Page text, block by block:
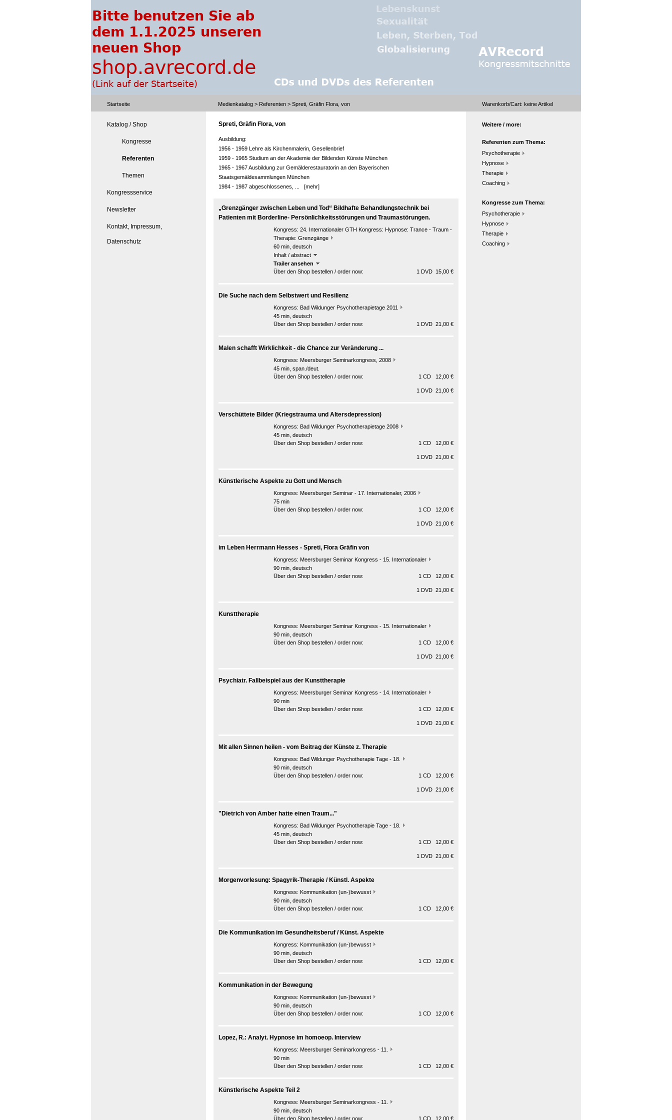
Startseite Medienkatalog > Referenten > Spreti, Gräfin Flora, von Warenkorb/Cart: keineArtikel
Katalog / Shop
Kongresse
Referenten
Themen
Kongressservice
Newsletter
Kontakt, Impressum,
Datenschutz
Spreti, Gräfin Flora, von
Ausbildung:
1956 - 1959 Lehre als Kirchenmalerin, Gesellenbrief
1959 - 1965 Studium an der Akademie der Bildenden Künste München
1965 - 1967 Ausbildung zur Gemälderestauratorin an den Bayerischen
Staatsgemäldesammlungen München
1984 - 1987 abgeschlossenes, ... [mehr]
„Grenzgänger zwischen Leben und Tod“ Bildhafte Behandlungstechnik bei
Patienten mit Borderline- Persönlichkeitsstörungen und Traumastörungen.
Kongress: 24. Internationaler GTH Kongress: Hypnose: Trance - Traum -
Therapie: Grenzgänge
60 min, deutsch
Inhalt / abstract
Trailer ansehen
Über den Shop bestellen / order now:
1 DVD 15,00 €
Die Suche nach dem Selbstwert und Resilienz
Kongress: Bad Wildunger Psychotherapietage 2011
45 min, deutsch
Über den Shop bestellen / order now:
1 DVD 21,00 €
Malen schafft Wirklichkeit - die Chance zur Veränderung ...
Kongress: Meersburger Seminarkongress, 2008
45 min, span./deut.
Über den Shop bestellen / order now:
1 CD 12,00 €
1 DVD 21,00 €
Verschüttete Bilder (Kriegstrauma und Altersdepression)
Kongress: Bad Wildunger Psychotherapietage 2008
45 min, deutsch
Über den Shop bestellen / order now:
1 CD 12,00 €
1 DVD 21,00 €
Künstlerische Aspekte zu Gott und Mensch
Kongress: Meersburger Seminar - 17. Internationaler, 2006
75 min
Über den Shop bestellen / order now:
1 CD 12,00 €
1 DVD 21,00 €
im Leben Herrmann Hesses - Spreti, Flora Gräfin von
Kongress: Meersburger Seminar Kongress - 15. Internationaler
90 min, deutsch
Über den Shop bestellen / order now:
1 CD 12,00 €
1 DVD 21,00 €
Kunsttherapie
Kongress: Meersburger Seminar Kongress - 15. Internationaler
90 min, deutsch
Über den Shop bestellen / order now:
1 CD 12,00 €
1 DVD 21,00 €
Psychiatr. Fallbeispiel aus der Kunsttherapie
Kongress: Meersburger Seminar Kongress - 14. Internationaler
90 min
Über den Shop bestellen / order now:
1 CD 12,00 €
1 DVD 21,00 €
Mit allen Sinnen heilen - vom Beitrag der Künste z. Therapie
Kongress: Bad Wildunger Psychotherapie Tage - 18.
90 min, deutsch
Über den Shop bestellen / order now:
1 CD 12,00 €
1 DVD 21,00 €
"Dietrich von Amber hatte einen Traum..."
Kongress: Bad Wildunger Psychotherapie Tage - 18.
45 min, deutsch
Über den Shop bestellen / order now:
1 CD 12,00 €
1 DVD 21,00 €
Morgenvorlesung: Spagyrik-Therapie / Künstl. Aspekte
Kongress: Kommunikation (un-)bewusst
90 min, deutsch
Über den Shop bestellen / order now:
1 CD 12,00 €
Die Kommunikation im Gesundheitsberuf / Künst. Aspekte
Kongress: Kommunikation (un-)bewusst
90 min, deutsch
Über den Shop bestellen / order now:
1 CD 12,00 €
Kommunikation in der Bewegung
Kongress: Kommunikation (un-)bewusst
90 min, deutsch
Über den Shop bestellen / order now:
1 CD 12,00 €
Lopez, R.: Analyt. Hypnose im homoeop. Interview
Kongress: Meersburger Seminarkongress - 11.
90 min
Über den Shop bestellen / order now:
1 CD 12,00 €
Künstlerische Aspekte Teil 2
Kongress: Meersburger Seminarkongress - 11.
90 min, deutsch
Über den Shop bestellen / order now:
1 CD 12,00 €
Weitere / more:
Referenten zum Thema:
Psychotherapie
Hypnose
Therapie
Coaching
Kongresse zum Thema:
Psychotherapie
Hypnose
Therapie
Coaching